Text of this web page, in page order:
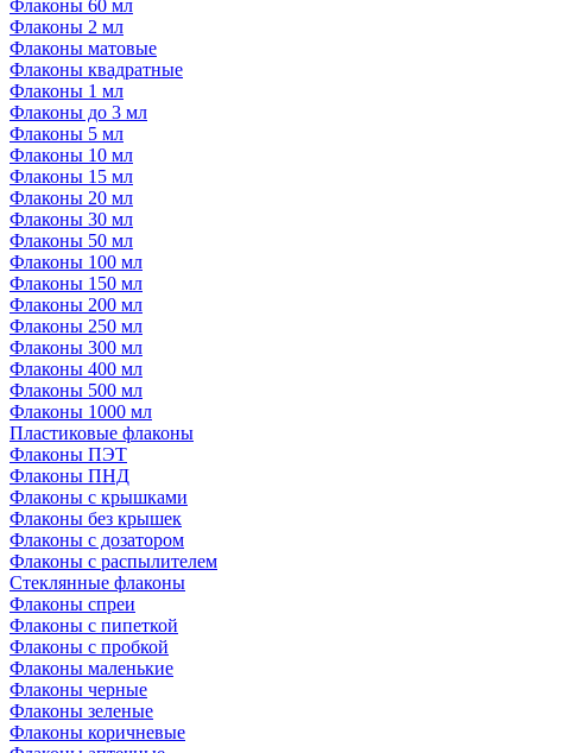
Флаконы 60 мл
Флаконы 2 мл
Флаконы матовые
Флаконы квадратные
Флаконы 1 мл
Флаконы до 3 мл
Флаконы 5 мл
Флаконы 10 мл
Флаконы 15 мл
Флаконы 20 мл
Флаконы 30 мл
Флаконы 50 мл
Флаконы 100 мл
Флаконы 150 мл
Флаконы 200 мл
Флаконы 250 мл
Флаконы 300 мл
Флаконы 400 мл
Флаконы 500 мл
Флаконы 1000 мл
Пластиковые флаконы
Флаконы ПЭТ
Флаконы ПНД
Флаконы с крышками
Флаконы без крышек
Флаконы с дозатором
Флаконы с распылителем
Стеклянные флаконы
Флаконы cпреи
Флаконы с пипеткой
Флаконы с пробкой
Флаконы маленькие
Флаконы черные
Флаконы зеленые
Флаконы коричневые